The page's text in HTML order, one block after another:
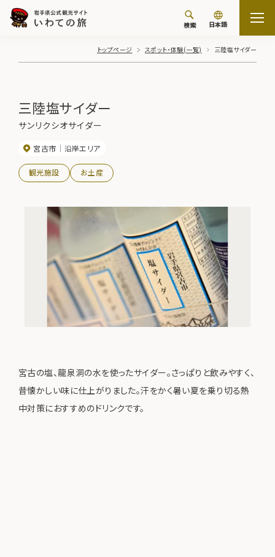
検索 日本語
トップページ スポット・体験(一覧) 三陸塩サイダー
三陸塩サイダー
サンリクシオサイダー
宮古市 沿岸エリア
観光施設 お土産
宮古の塩、龍泉洞の水を使ったサイダー。さっぱりと飲みやすく、
昔懐かしい味に仕上がりました。汗をかく暑い夏を乗り切る熱
中対策におすすめのドリンクです。